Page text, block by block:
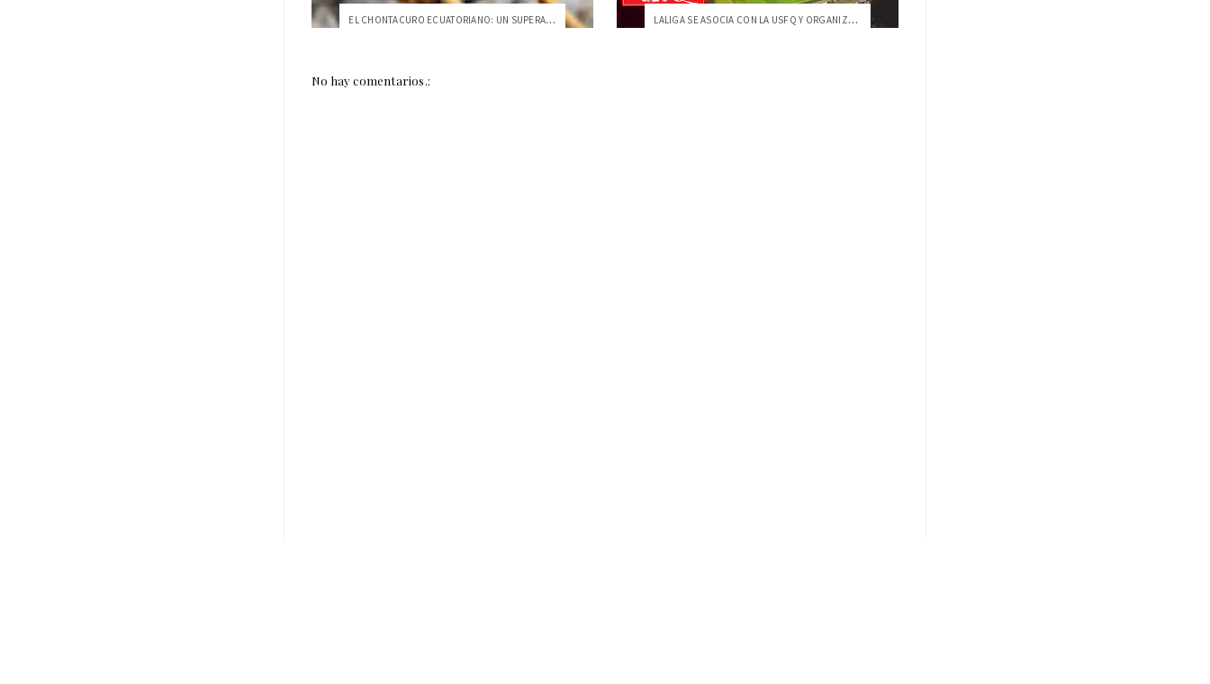
EL CHONTACURO ECUATORIANO: UN SUPERALIME... LALIGA SE ASOCIA CON LA USFQ Y ORGANIZAR...
No hay comentarios.: